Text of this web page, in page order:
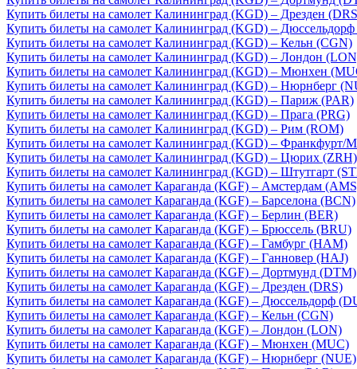
Купить билеты на самолет Калининград (KGD) – Дрезден
Купить билеты на самолет Калининград (KGD) –
Купить билеты на самолет Калининград (KGD) – Кельн (CGN)
Купить билеты на самолет Калининград (KGD) – Лондон
Купить билеты на самолет Калининград (KGD) – Мюнхен
Купить билеты на самолет Калининград (KGD) – Нюрнберг
Купить билеты на самолет Калининград (KGD) – Париж (PAR)
Купить билеты на самолет Калининград (KGD) – Прага (PRG)
Купить билеты на самолет Калининград (KGD) – Рим (ROM)
Купить билеты на самолет Калининград (KGD) – Франкфурт/
Купить билеты на самолет Калининград (KGD) – Цюрих (ZRH)
Купить билеты на самолет Калининград (KGD) – Штутгарт
Купить билеты на самолет Караганда (KGF) – Амстердам
Купить билеты на самолет Караганда (KGF) – Барселона (BCN)
Купить билеты на самолет Караганда (KGF) – Берлин (BER)
Купить билеты на самолет Караганда (KGF) – Брюссель (BRU)
Купить билеты на самолет Караганда (KGF) – Гамбург (HAM)
Купить билеты на самолет Караганда (KGF) – Ганновер (HAJ)
Купить билеты на самолет Караганда (KGF) – Дортмунд (DTM)
Купить билеты на самолет Караганда (KGF) – Дрезден (DRS)
Купить билеты на самолет Караганда (KGF) – Дюссельдорф
Купить билеты на самолет Караганда (KGF) – Кельн (CGN)
Купить билеты на самолет Караганда (KGF) – Лондон (LON)
Купить билеты на самолет Караганда (KGF) – Мюнхен (MUC)
Купить билеты на самолет Караганда (KGF) – Нюрнберг (NUE)